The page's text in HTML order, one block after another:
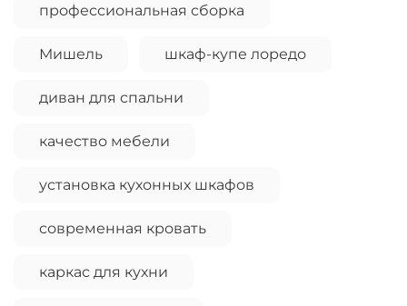
профессиональная сборка
Мишель шкаф-купе лоредо
диван для спальни
качество мебели
установка кухонных шкафов
современная кровать
каркас для кухни